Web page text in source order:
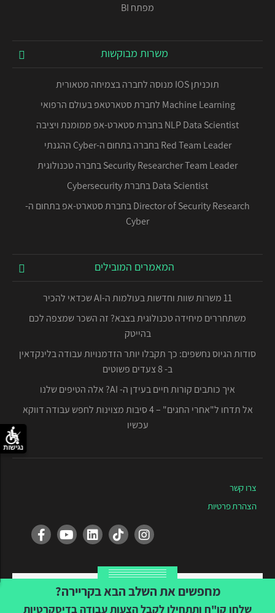
מפתח BI
משרות מבוקשות
תוכניתן IOS מנוסה לחברה בצמיחה מטאורית
Machine Learning לחברת סטארטאפ בעולם הרפואי
NLP Data Scientist בחברת סטארט-אפ ממומנת ויציבה
Red Team Leader בחברה בתחום ה-Cyber ההגנתי
Security Researcher Team Leader בחברה טכנולוגית
Data Scientist בחברת Cybersecurity
Director of Security Research בחברת סטארט-אפ בתחום ה-
Cyber
המאמרים המובילים
11 משרות שוות וחדשות בעולמות ה-AI שכדאי להכיר
משתחררים מיחידה טכנולוגית בצבא? זה השכר שמצפה לכם
בהייטק
סודות הגיוס נחשפים: כך תקבלו יותר הזדמנויות עבודה בלינקדאין
ב- 8 צעדים פשוטים
איך כותבים קורות חיים בעידן ה- AI? אלה הטיפים שלנו
אל תדחו ל"אחרי החגים" – 4 סיבות מצוינות לחפש עבודה דווקא
עכשיו
צרו קשר
הצהרת פרטיות
Created by Tvuna
מחפשים את השלב הבא בקריירה?
שלחו קו"ח ותתחילו לקבל הצעות עבודה בדיסקרטיות
נגישות